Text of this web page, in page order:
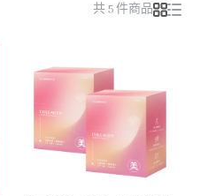
共 5 件商品